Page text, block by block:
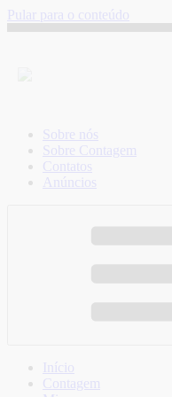
Pular para o conteúdo
Sobre nós
Sobre Contagem
Contatos
Anúncios
Início
Contagem